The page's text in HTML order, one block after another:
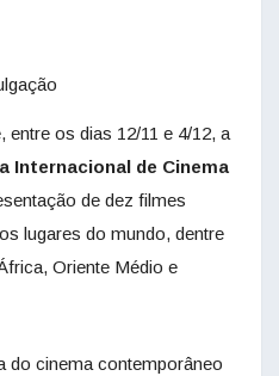
os dias 12/11 e 4/12, a
Internacional de Cinema
de dez filmes
lugares do mundo, dentre
Oriente Médio e
do cinema contemporâneo